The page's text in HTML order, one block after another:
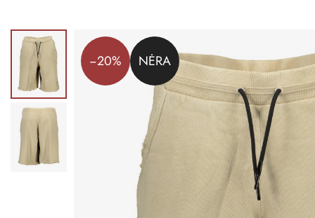
−20% NĖRA